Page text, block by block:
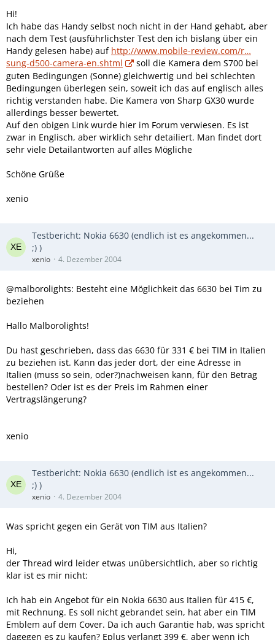
Hi!
Ich habe das Handy selbst noch nicht in der Hand gehabt, aber
nach dem Test (ausführlichster Test den ich bislang über ein
Handy gelesen habe) auf http://www.mobile-review.com/r…
sung-d500-camera-en.shtml
soll die Kamera dem S700 bei
guten Bedingungen (Sonne) gleichwertig und bei schlechten
Bedingungen überlegen sein, soweit ich das auf englisch alles
richtig verstanden habe. Die Kamera von Sharp GX30 wurde
allerdings besser bewertet.
Auf den obigen Link wurde hier im Forum verwiesen. Es ist
zwar in Englisch, aber wirklich sehr detailiert. Man findet dort
sehr viele Detailantworten auf alles Mögliche
Schöne Grüße
xenio
Testbericht: Nokia 6630 (endlich ist es angekommen...
;) )
xenio 4. Dezember 2004
@malborolights: Besteht eine Möglichkeit das 6630 bei Tim zu
beziehen
Hallo Malborolights!
Du hast geschrieben, dass das 6630 für 331 € bei TIM in Italien
zu beziehen ist. Kann das jeder dort, der eine Adresse in
Italien (muss so sein, oder?)nachweisen kann, für den Betrag
bestellen? Oder ist es der Preis im Rahmen einer
Vertragslängerung?
xenio
Testbericht: Nokia 6630 (endlich ist es angekommen...
;) )
xenio 4. Dezember 2004
Was spricht gegen ein Gerät von TIM aus Italien?
Hi,
der Thread wird leider etwas unübersichtlich, aber so richtig
klar ist es mir nicht:
Ich hab ein Angebot für ein Nokia 6630 aus Italien für 415 €,
mit Rechnung. Es soll nicht gebrandet sein, hat aber ein TIM
Emblem auf dem Cover. Da ich auch Garantie hab, was spricht
dagegen es zu kaufen? Eplus verlangt 399 €, aber wenn ich